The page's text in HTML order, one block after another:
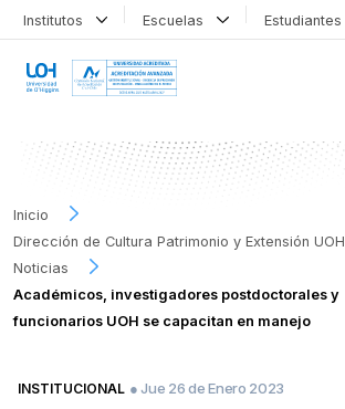
Institutos Escuelas Estudiantes
Inicio
Dirección de Cultura Patrimonio y Extensión UOH
Noticias
Académicos, investigadores postdoctorales y
funcionarios UOH se capacitan en manejo
INSTITUCIONAL ● Jue 26 de Enero 2023